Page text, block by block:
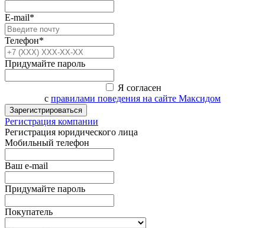
E-mail*
Телефон*
Придумайте пароль
Я согласен
с правилами поведения на сайте Максидом
Зарегистрироваться
Регистрация компании
Регистрация юридического лица
Мобильный телефон
Ваш e-mail
Придумайте пароль
Покупатель